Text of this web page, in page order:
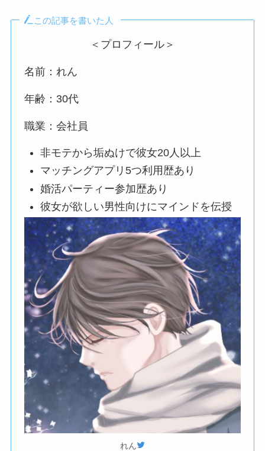
この記事を書いた人
＜プロフィール＞
名前：れん
年齢：30代
職業：会社員
非モテから垢ぬけで彼女20人以上
マッチングアプリ5つ利用歴あり
婚活パーティー参加歴あり
彼女が欲しい男性向けにマインドを伝授
れん